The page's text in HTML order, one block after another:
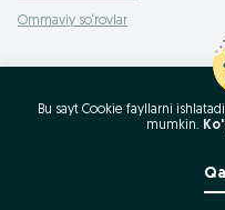
Ommaviy so‘rovlar
Bu sayt Cookie fayllarni
mumkin.